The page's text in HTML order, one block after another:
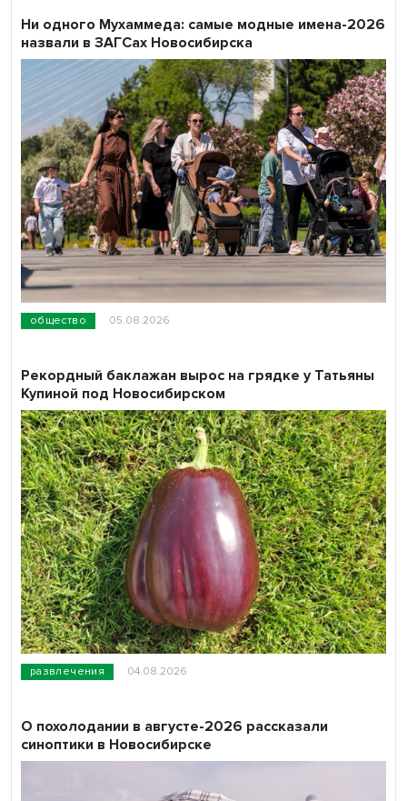
общество 05.08.2026
Ни одного Мухаммеда: самые модные имена-2026
назвали в ЗАГСах Новосибирска
развлечения 04.08.2026
Рекордный баклажан вырос на грядке у Татьяны
Купиной под Новосибирском
О похолодании в августе-2026 рассказали
синоптики в Новосибирске